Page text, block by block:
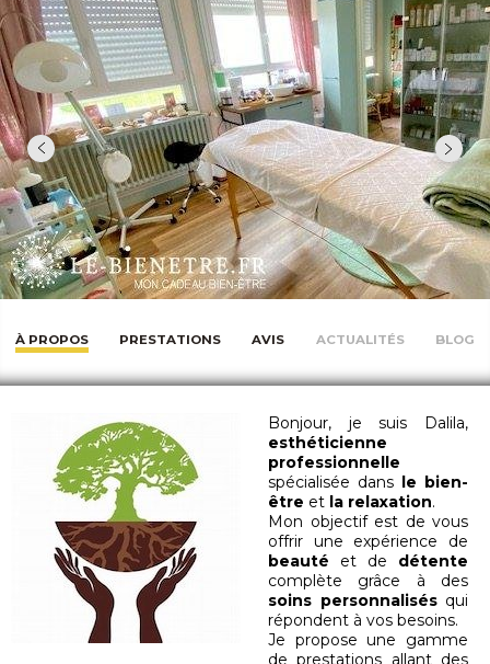
À PROPOS PRESTATIONS AVIS ACTUALITÉS BLOG
Bonjour, je suis Dalila,
esthéticienne
professionnelle
spécialisée dans le bien-
être et la relaxation.
Mon objectif est de vous
offrir une expérience de
beauté et de détente
complète grâce à des
soins personnalisésqui
répondent à vos besoins.
Je propose une gamme
de prestations allant des